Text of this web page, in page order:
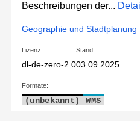
Beschreibungen der...
Geographie und Stadtplanung
Lizenz:
dl-de-zero-2.0
Stand:
03.09.2025
Formate:
(unbekannt) WMS